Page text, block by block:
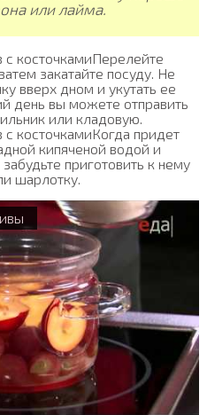
или лайма.
Перелейте
закатайте посуду. Не
вверх дном и укутать ее
день вы можете отправить
или кладовую.
Когда придет
кипяченой водой и
приготовить к нему
шарлотку.